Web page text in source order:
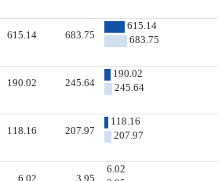
615.14 683.75
615.14
683.75
190.02 245.64
190.02
245.64
118.16 207.97
118.16
207.97
6.02 3.95
6.02